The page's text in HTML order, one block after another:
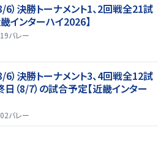
6）決勝トーナメント1、2回戦全21試
インターハイ2026】
バレー
6）決勝トーナメント3、4回戦全12試
（8/7）の試合予定【近畿インター
バレー